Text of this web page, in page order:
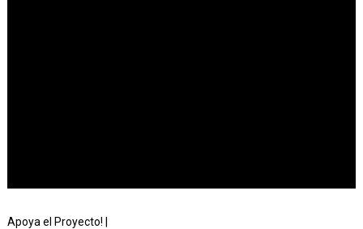
Apoya el Proyecto! |